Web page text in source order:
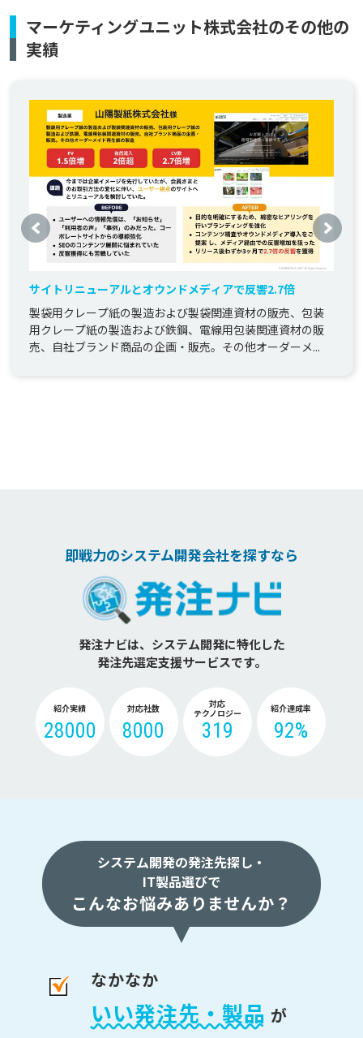
マーケティングユニット株式会社のその他の
実績
サイトリニューアルとオウンドメディアで反響2.7倍
製袋用クレープ紙の製造および製袋関連資材の販売、包装
用クレープ紙の製造および鉄鋼、電線用包装関連資材の販
売、自社ブランド商品の企画・販売。その他オーダーメ...
即戦力のシステム開発会社を探すなら
発注ナビは、システム開発に特化した
発注先選定支援サービスです。
紹介実績
28000
対応社数
8000
対応
テクノロジー
319
紹介達成率
92%
システム開発の発注先探し・
IT製品選びで
こんなお悩みありませんか？
なかなか
いい発注先・製品 が